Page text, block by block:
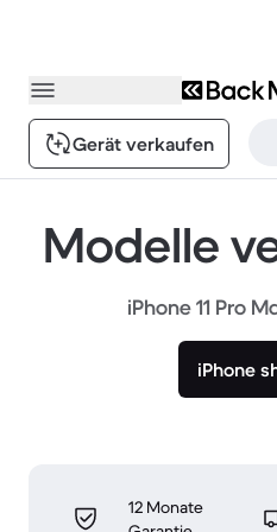
Gerät verkaufen
Modelle
iPhone 11 Pro
iPhone
12 Monate